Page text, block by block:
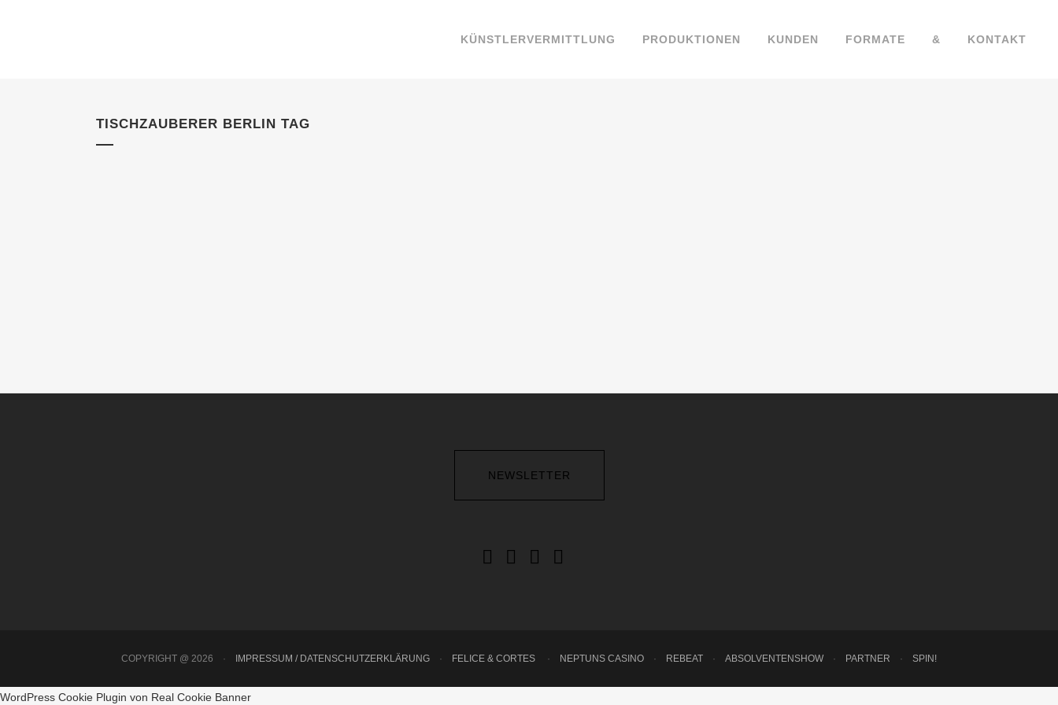
KÜNSTLERVERMITTLUNG PRODUKTIONEN KUNDEN FORMATE & KONTAKT
TISCHZAUBERER BERLIN TAG
NEWSLETTER
COPYRIGHT @ 2026 · IMPRESSUM / DATENSCHUTZERKLÄRUNG · FELICE & CORTES · NEPTUNS CASINO · REBEAT · ABSOLVENTENSHOW · PARTNER · SPIN!
WordPress Cookie Plugin von Real Cookie Banner